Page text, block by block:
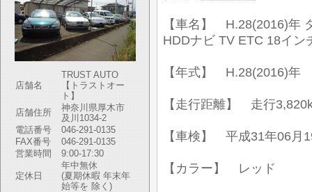
店舗名
TRUST AUTO
【トラストオー
ト】
店舗住所
神奈川県厚木市
及川1034-2
電話番号
046-291-0135
FAX番号
046-291-0135
営業時間
9:00-17:30
定休日
年中無休
(夏期休暇 年末年
始等を 除く)
【車名】 H.28(2016)年
HDDナビ TV ETC 18イン
【年式】 H.28(2016)年
【走行距離】 走行
【車検】 平成31年06月
【カラー】 レッド